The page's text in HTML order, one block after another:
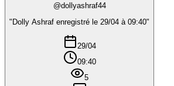
@dollyashraf44
"Dolly Ashraf enregistré le 29/04 à 09:40"
29/04
09:40
5